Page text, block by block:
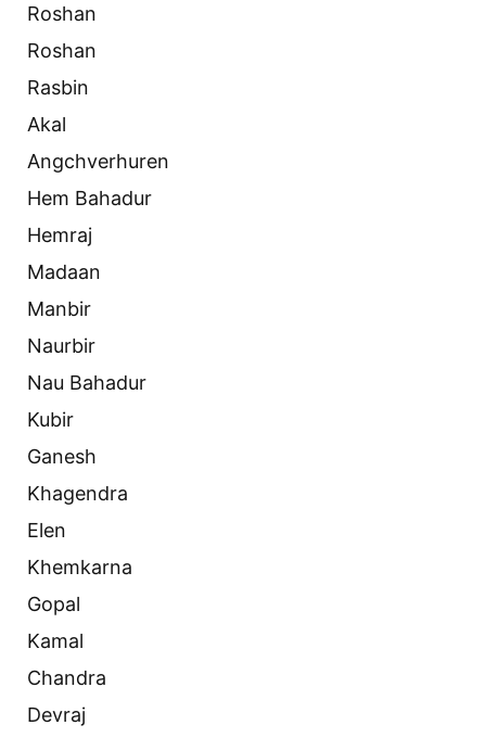
Roshan
Roshan
Rasbin
Akal
Angchverhuren
Hem Bahadur
Hemraj
Madaan
Manbir
Naurbir
Nau Bahadur
Kubir
Ganesh
Khagendra
Elen
Khemkarna
Gopal
Kamal
Chandra
Devraj